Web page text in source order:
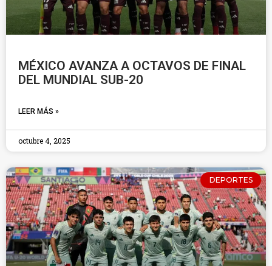
MÉXICO AVANZA A OCTAVOS DE FINAL
DEL MUNDIAL SUB-20
LEER MÁS »
octubre 4, 2025
DEPORTES